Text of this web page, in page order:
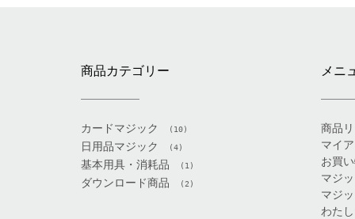
商品カテゴリー
カードマジック (10)
日用品マジック (4)
基本用具・消耗品 (1)
ダウンロード商品 (2)
メニ
商品
マイ
お買
マジ
マジ
わた